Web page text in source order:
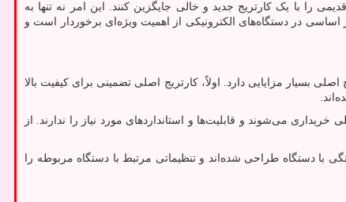
را با یک کارتریج جدید و خالی جایگزین کنند. این امر نه تنها به
در دستگاه‌های الکترونیکی از اهمیت ویژه‌ای برخوردار است و
بسیار مزایایی دارد. اولاً، کارتریج اصلی تضمینی برای کیفیت بالا
می‌شوند و قابلیت‌ها و استانداردهای مورد نیاز را ندارند. از
با دستگاه طراحی شده‌اند و تنظیماتی مرتبط با دستگاه مربوطه را